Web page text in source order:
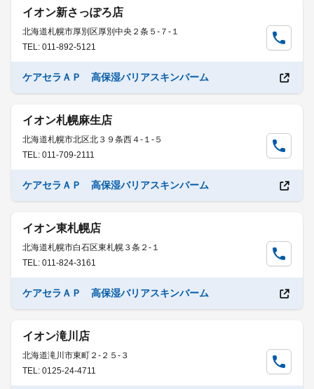
イオン新さっぽろ店
北海道札幌市厚別区厚別中央２条５-７-１
TEL: 011-892-5121
ケアセラＡＰ 高保湿バリアスキンバーム
イオン札幌麻生店
北海道札幌市北区北３９条西４-１-５
TEL: 011-709-2111
ケアセラＡＰ 高保湿バリアスキンバーム
イオン東札幌店
北海道札幌市白石区東札幌３条２-１
TEL: 011-824-3161
ケアセラＡＰ 高保湿バリアスキンバーム
イオン滝川店
北海道滝川市東町２-２５-３
TEL: 0125-24-4711